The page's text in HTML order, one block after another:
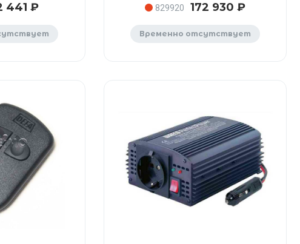
441 ₽ 829920 172 930 ₽
Временно отсутствует